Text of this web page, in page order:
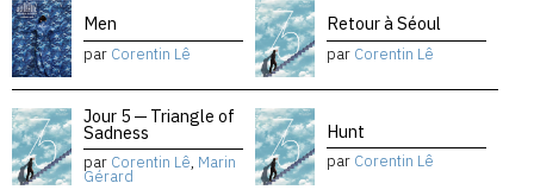
Men
par Corentin Lê
Retour à Séoul
par Corentin Lê
Jour 5 — Triangle of
Sadness
par Corentin Lê, Marin
Gérard
Hunt
par Corentin Lê